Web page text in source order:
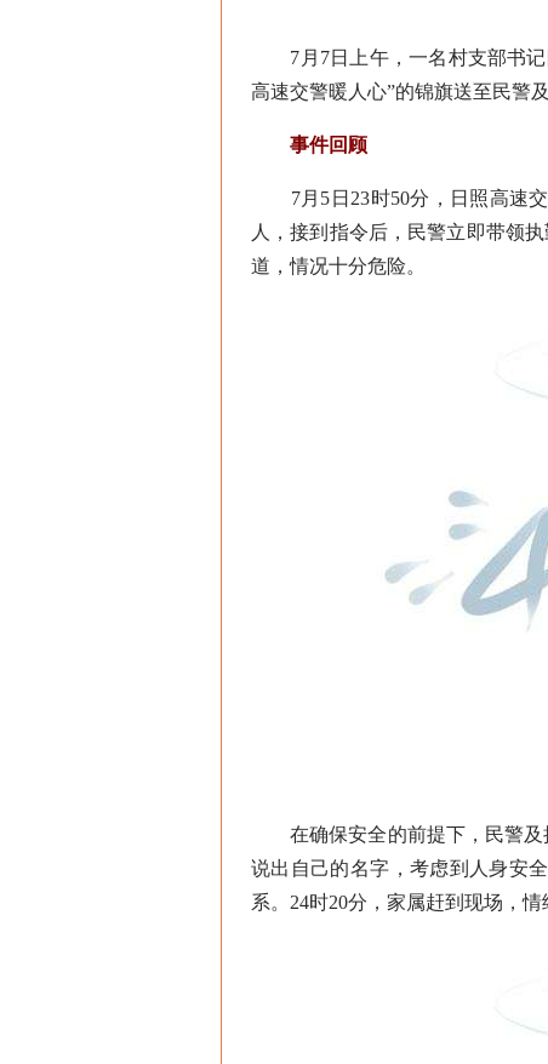
7月7日上午，一名村支部书记
高速交警暖人心”的锦旗送至民警
事件回顾
7月5日23时50分，日照高速交
人，接到指令后，民警立即带领
道，情况十分危险。
在确保安全的前提下，民警及
说出自己的名字，考虑到人身安
系。24时20分，家属赶到现场，